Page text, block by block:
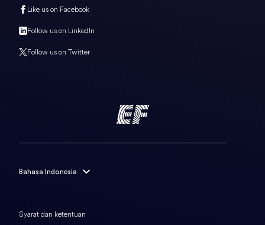
Like us on Facebook
Follow us on LinkedIn
Follow us on Twitter
Bahasa Indonesia
Français
Syarat dan ketentuan